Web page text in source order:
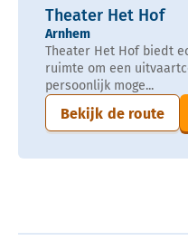
Theater Het Hof
Arnhem
Theater Het Hof biedt
ruimte om een
persoonlijk moge...
Bekijk de route